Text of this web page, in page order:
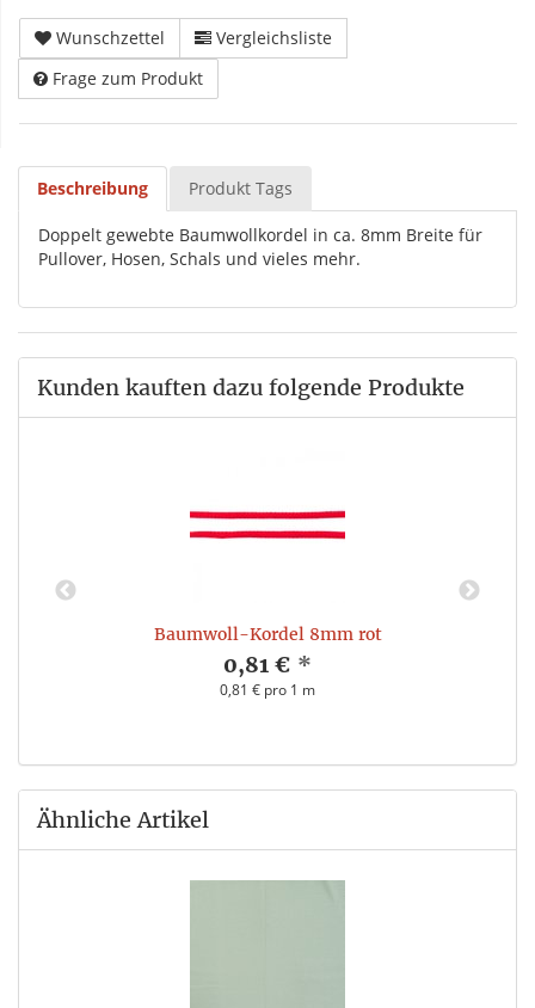
Wunschzettel
Vergleichsliste
Frage zum Produkt
Beschreibung Produkt Tags
Doppelt gewebte Baumwollkordel in ca. 8mm Breite für
Pullover, Hosen, Schals und vieles mehr.
Kunden kauften dazu folgende Produkte
Baumwoll-Kordel 8mm rot
0,81 € *
0,81 € pro 1 m
Ähnliche Artikel